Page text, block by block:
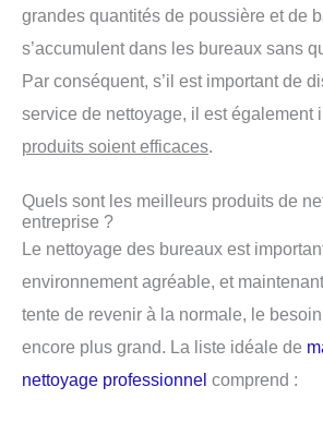
grandes quantités de poussière et de
s’accumulent dans les bureaux sans
Par conséquent, s’il est important de
service de nettoyage, il est également
produits soient efficaces.
Quels sont les meilleurs produits de
entreprise ?
Le nettoyage des bureaux est
environnement agréable, et
tente de revenir à la normale, le
encore plus grand. La liste idéale de
nettoyage professionnel comprend :